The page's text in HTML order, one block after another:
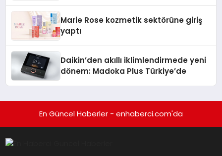
Marie Rose kozmetik sektörüne giriş
yaptı
Daikin’den akıllı iklimlendirmede yeni
dönem: Madoka Plus Türkiye’de
En Güncel Haberler - enhaberci.com'da